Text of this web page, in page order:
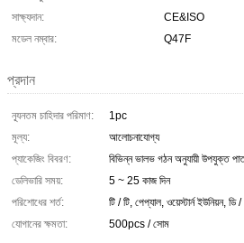
সাক্ষ্যদান:
CE&ISO
মডেল নম্বার:
Q47F
প্রদান
ন্যূনতম চাহিদার পরিমাণ:
1pc
মূল্য:
আলোচনাযোগ্য
প্যাকেজিং বিবরণ:
বিভিন্ন ভালভ গঠন অনুযায়ী উপযুক্ত
ডেলিভারি সময়:
5 ~ 25 কাজ দিন
পরিশোধের শর্ত:
টি / টি, পেপ্যাল, ওয়েস্টার্ন ইউনিয়ন,
যোগানের ক্ষমতা:
500pcs / সোম